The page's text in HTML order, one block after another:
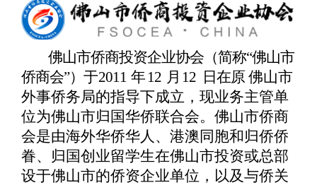
佛山市侨商投资企业协会（简称“佛山市
侨商会”）于2011 年 12 月 12 日在原 佛山市
外事侨务局的指导下成立，现业务主管单
位为佛山市归国华侨联合会。佛山市侨商
会是由海外华侨华人、港澳同胞和归侨侨
眷、归国创业留学生在佛山市投资或总部
设于佛山市的侨资企业单位，以及与侨关